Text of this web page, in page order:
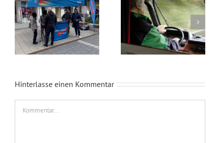
Hinterlasse einen Kommentar